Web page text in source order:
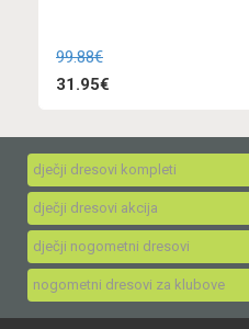
99.88€
31.95€
dječji dresovi kompleti
dječji dresovi akcija
dječji nogometni dresovi
nogometni dresovi za klubove